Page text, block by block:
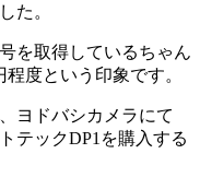
た。
を取得しているちゃん
度という印象です。
ヨドバシカメラにて
テックDP1を購入する